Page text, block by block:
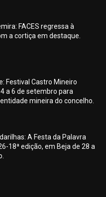
FACES regressa à
a cortiça em destaque.
Festival Castro Mineiro
a 6 de setembro para
mineira do concelho.
A Festa da Palavra
18ª edição, em Beja de 28 a